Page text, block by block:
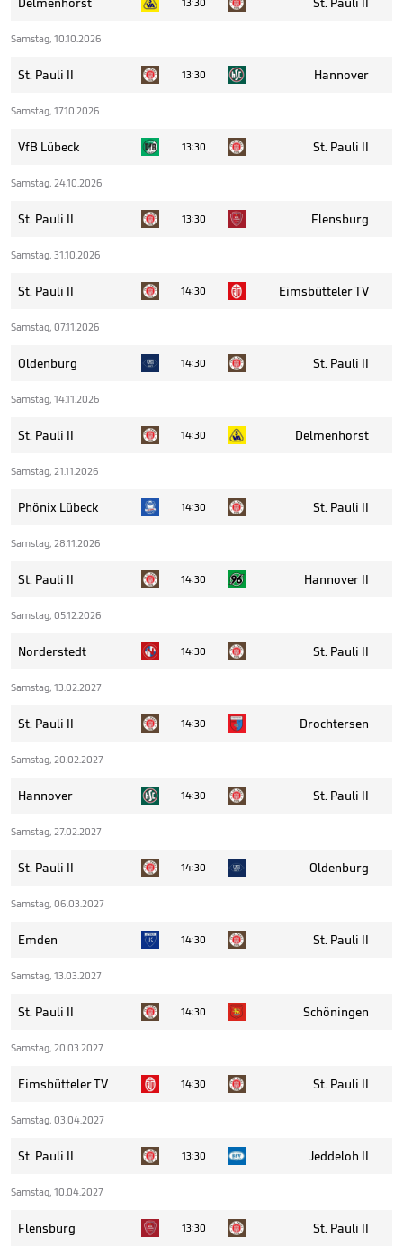
Samstag, 10.10.2026
St. Pauli II 13:30 Hannover
Samstag, 17.10.2026
VfB Lübeck 13:30 St. Pauli II
Samstag, 24.10.2026
St. Pauli II 13:30 Flensburg
Samstag, 31.10.2026
St. Pauli II 14:30 Eimsbütteler TV
Samstag, 07.11.2026
Oldenburg 14:30 St. Pauli II
Samstag, 14.11.2026
St. Pauli II 14:30 Delmenhorst
Samstag, 21.11.2026
Phönix Lübeck 14:30 St. Pauli II
Samstag, 28.11.2026
St. Pauli II 14:30 Hannover II
Samstag, 05.12.2026
Norderstedt 14:30 St. Pauli II
Samstag, 13.02.2027
St. Pauli II 14:30 Drochtersen
Samstag, 20.02.2027
Hannover 14:30 St. Pauli II
Samstag, 27.02.2027
St. Pauli II 14:30 Oldenburg
Samstag, 06.03.2027
Emden 14:30 St. Pauli II
Samstag, 13.03.2027
St. Pauli II 14:30 Schöningen
Samstag, 20.03.2027
Eimsbütteler TV 14:30 St. Pauli II
Samstag, 03.04.2027
St. Pauli II 13:30 Jeddeloh II
Samstag, 10.04.2027
Flensburg 13:30 St. Pauli II